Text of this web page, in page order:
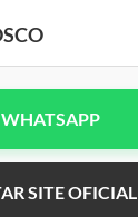
WHATSAPP
SITE OFICIAL